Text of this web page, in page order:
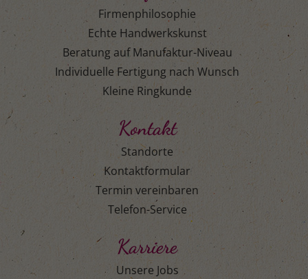
Firmenphilosophie
Echte Handwerkskunst
Beratung auf Manufaktur-Niveau
Individuelle Fertigung nach Wunsch
Kleine Ringkunde
Kontakt
Standorte
Kontaktformular
Termin vereinbaren
Telefon-Service
Karriere
Unsere Jobs